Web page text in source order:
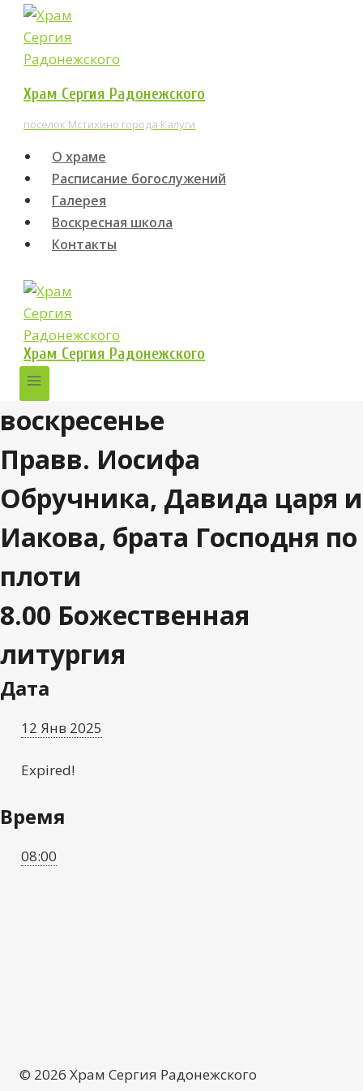
Перейти
содержимому
Храм Сергия Радонежского
поселок Мстихино города Калуги
О храме
Расписание богослужений
Галерея
Воскресная школа
Контакты
Храм Сергия Радонежского
воскресенье
Правв. Иосифа
Обручника, Давида царя и
Иакова, брата Господня по
плоти
8.00 Божественная
литургия
Дата
12 Янв 2025
Expired!
Время
08:00
© 2026 Храм Сергия Радонежского